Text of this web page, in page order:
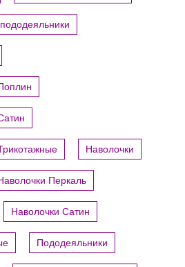
Наволочки
Перкаль
Наволочки Сатин
Пододеяльники